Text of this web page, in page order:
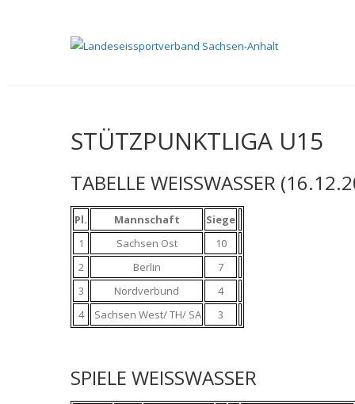
STÜTZPUNKTLIGA U15
TABELLE WEISSWASSER
Pl. Mannschaft
Siege
1
Sachsen Ost
10
2
Berlin
7
3
Nordverbund
4
4
Sachsen West/ TH/ SA 3
SPIELE WEISSWASSER